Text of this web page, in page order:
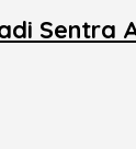
Sentra